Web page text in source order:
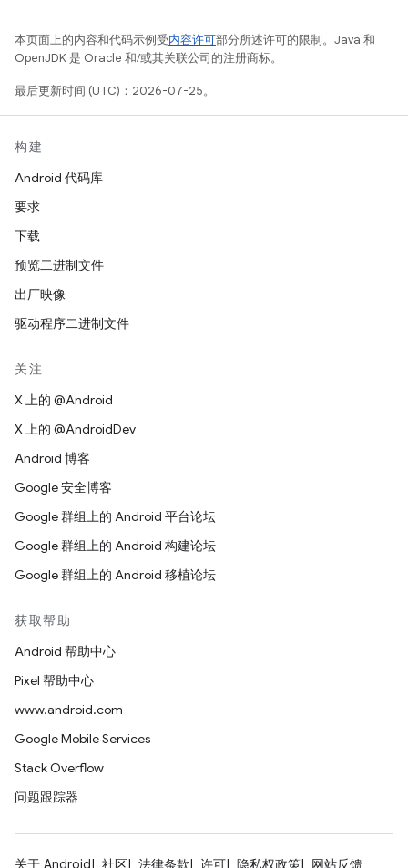
本页面上的内容和代码示例受内容许可部分所述许可的限制。Java 和
OpenJDK 是 Oracle 和/或其关联公司的注册商标。
最后更新时间 (UTC)：2026-07-25。
构建
Android 代码库
要求
下载
预览二进制文件
出厂映像
驱动程序二进制文件
关注
X 上的 @Android
X 上的 @AndroidDev
Android 博客
Google 安全博客
Google 群组上的 Android 平台论坛
Google 群组上的 Android 构建论坛
Google 群组上的 Android 移植论坛
获取帮助
Android 帮助中心
Pixel 帮助中心
www.android.com
Google Mobile Services
Stack Overflow
问题跟踪器
关于 Android 社区 法律条款 许可 隐私权政策 网站反馈